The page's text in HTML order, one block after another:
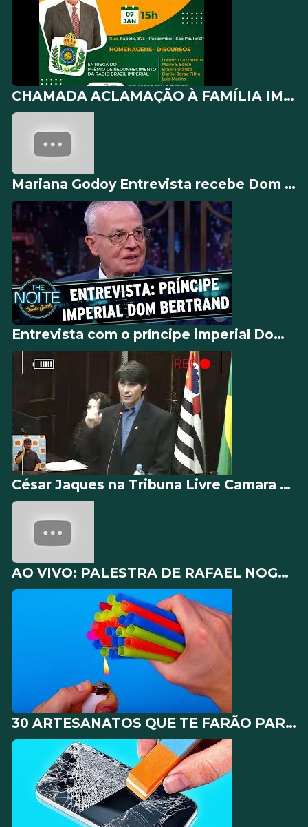
CHAMADA ACLAMAÇÃO À FAMÍLIA IMPERIAL DO BRASIL 2024
Mariana Godoy Entrevista recebe Dom Bertrand de Orleans e Bragança Íntegra 27 05 2016
Entrevista com o príncipe imperial Dom Bertrand | The Noite (22/09/17)
César Jaques na Tribuna Livre Camara de Vereadores de Itu
AO VIVO: PALESTRA DE RAFAEL NOGUEIRA - BRASIL PARALELO - ENCONTRO MONARQUICO DE PIRACICABA
30 ARTESANATOS QUE TE FARÃO PARECER SUPER DESCOLADO